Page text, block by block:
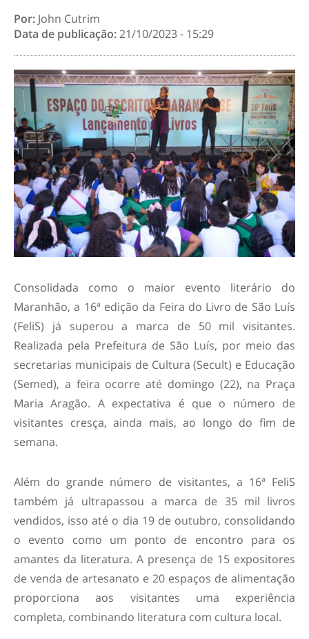
Por: John Cutrim
Data de publicação:21/10/2023 - 15:29
Consolidada como o maior evento literário do
Maranhão, a 16ª edição da Feira do Livro de São Luís
(FeliS) já superou a marca de 50 mil visitantes.
Realizada pela Prefeitura de São Luís, por meio das
secretarias municipais de Cultura (Secult) e Educação
(Semed), a feira ocorre até domingo (22), na Praça
Maria Aragão. A expectativa é que o número de
visitantes cresça, ainda mais, ao longo do fim de
semana.
Além do grande número de visitantes, a 16ª FeliS
também já ultrapassou a marca de 35 mil livros
vendidos, isso até o dia 19 de outubro, consolidando
o evento como um ponto de encontro para os
amantes da literatura. A presença de 15 expositores
de venda de artesanato e 20 espaços de alimentação
proporciona aos visitantes uma experiência
completa, combinando literatura com cultura local.